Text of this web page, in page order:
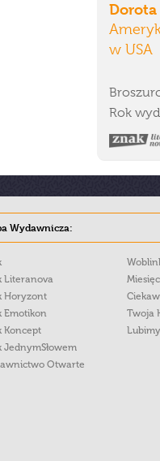
Dorota
w USA
Rok
Wydawnicza:
Literanova
Horyzont
Emotikon
Koncept
JednymSłowem
Otwarte
Twoja